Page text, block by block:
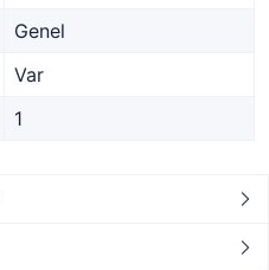
Genel
Var
1